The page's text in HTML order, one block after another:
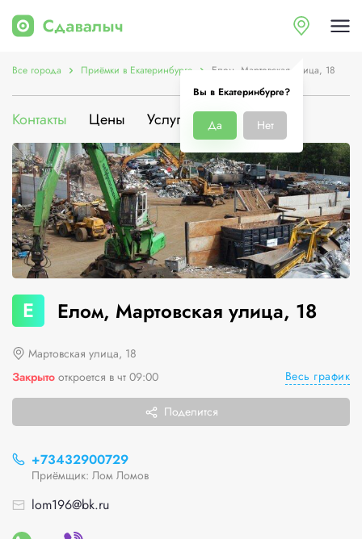
Вы в Екатеринбурге?
Да Нет
Все города Приёмки в Екатеринбурге Елом, Мартовская улица, 18
Контакты Цены Услуги О компании
Е Елом, Мартовская улица, 18
Мартовская улица, 18
Закрыто откроется в чт 09:00 Весь график
Поделится
+73432900729
Приёмщик: Лом Ломов
lom196@bk.ru